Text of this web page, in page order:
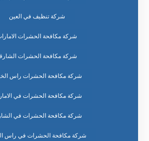
شركة تنظيف في العين
شركة مكافحة الحشرات
شركة مكافحة الحشرات
شركة مكافحة الحشرات راس
شركة مكافحة الحشرات في
شركة مكافحة الحشرات في
شركة مكافحة الحشرات في راس